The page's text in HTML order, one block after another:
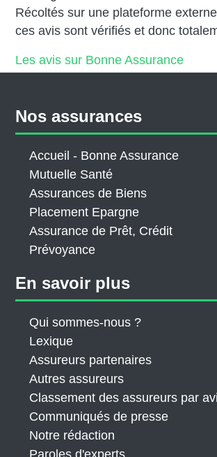
Récoltés sur une plateforme
ces avis sont vérifiés et donc
Les avis sur Bonne Assurance
Nos assurances
Accueil - Bonne Assurance
Mutuelle Santé
Assurances de Biens
Placement Epargne
Assurance de Prêt, Crédit
Prévoyance
En savoir plus
Qui sommes-nous ?
Lexique
Assureurs partenaires
Autres assureurs
Classement des assureurs par
Communiqués de presse
Notre rédaction